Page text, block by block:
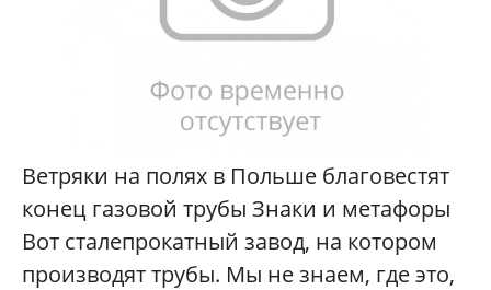
Ветряки на полях в Польше благовестят
конец газовой трубы Знаки и метафоры
Вот сталепрокатный завод, на котором
производят трубы. Мы не знаем, где это,